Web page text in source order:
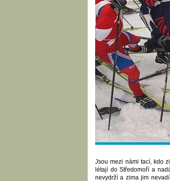
Jsou mezi námi tací, kdo
létají do Středomoří a
nevydrží a zima jim